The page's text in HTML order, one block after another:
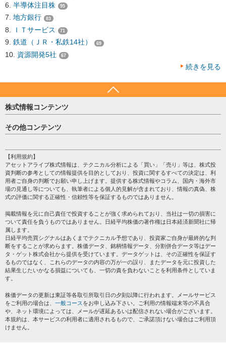
半導体注目株 95
地方銀行 83
ＩＴサービス 71
鉄道（ＪＲ・私鉄14社） 69
資源開発5社 67
続きを見る
株式情報コンテンツ
日経平均
売買シグナル
注目銘柄
株テーマ情報
海外市況
投資カレンダー
格付け情報
その他コンテンツ
個人情報保護方針
プライバシーポリシー
会社案内
サイトマップ
過去データ
【利用規約】
アセットアライブ株式情報は、テクニカル分析による「買い」「売り」等は、株式投
資判断の参考としての情報提供を目的としており、投資に関するすべての決定は、利
用者ご自身の判断でお願い申し上げます。提供する株式情報やコラム、国内・海外市
場の見通し等についても、執筆者による個人的見解が含まれており、情報の真偽、株
式の評価に関する正確性・信頼性等を保証するものではありません。
掲載情報を元に自己責任で投資することが強く求められており、当社は一切の損害に
ついて責任を負うものではありません。日経平均株価の著作権は日本経済新聞社に帰
属します。
日経平均売買シグナルはあくまでテクニカル予想であり、投資家ご自身が最終的な判
断をすることが求めらます。株価データ、銘柄情報データ、分割併合データ等はデー
タ・ゲット株式会社から提供を受けています。データゲットは、その正確性を保証す
るものではなく、これらのデータの内容の万が一の誤り、またデータを元に投資した
結果生じたいかなる損益についても、一切の責を負わないことを利用条件としていま
す。
株価データの更新は東証等各取引所取引日の夕刻以降に行われます。メールサービス
をご利用の場合は、 一般コース をお申し込み下さい。ご利用の情報端末等の不具合
や、ネット環境によっては、メールが遅延あるいは配信されない場合がございます。
本規約は、本サービスの利用者に適用されるもので、ご承諾頂けない場合はご利用頂
けません。